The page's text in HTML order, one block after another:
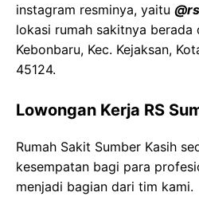
instagram resminya, yaitu
lokasi rumah sakitnya berada
Kebonbaru, Kec. Kejaksan,
45124.
Lowongan Kerja RS
Rumah Sakit Sumber Kasih
kesempatan bagi para
menjadi bagian dari tim kami.